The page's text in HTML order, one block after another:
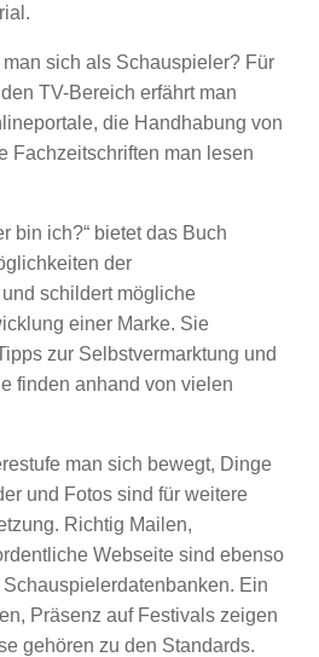
sich als Schauspieler? Für
TV-Bereich erfährt man
die Handhabung von
Fachzeitschriften man lesen
bin ich?“ bietet das Buch
der
schildert mögliche
einer Marke. Sie
zur Selbstvermarktung und
finden anhand von vielen
man sich bewegt, Dinge
und Fotos sind für weitere
Richtig Mailen,
Webseite sind ebenso
Ein
Präsenz auf Festivals zeigen
gehören zu den Standards.